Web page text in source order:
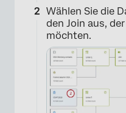
Wählen Sie die
den Join aus,
möchten.